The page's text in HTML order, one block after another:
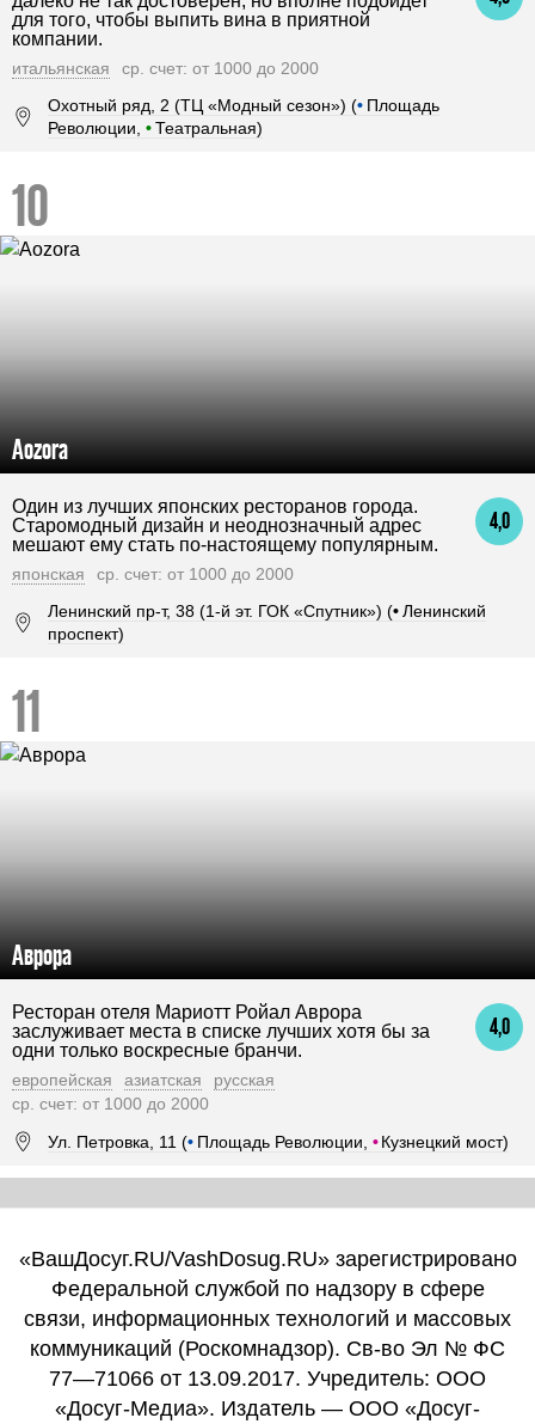
для того, чтобы выпить вина в приятной
компании.
итальянская
ср. счет: от 1000 до 2000
Охотный ряд, 2 (ТЦ «Модный сезон») (• Площадь
Революции, •Театральная)
Aozora
4,0
Один из лучших японских ресторанов города.
Старомодный дизайн и неоднозначный адрес
мешают ему стать по-настоящему популярным.
японская
ср. счет: от 1000 до 2000
Ленинский пр-т, 38 (1-й эт. ГОК «Спутник») (•Ленинский
проспект)
Аврора
4,0
Ресторан отеля Мариотт Ройал Аврора
заслуживает места в списке лучших хотя бы за
одни только воскресные бранчи.
европейская азиатская
русская
ср. счет: от 1000 до 2000
Ул. Петровка, 11 (• Площадь Революции, • Кузнецкий мост)
«ВашДосуг.RU/VashDosug.RU» зарегистрировано
Федеральной службой по надзору в сфере
связи, информационных технологий и массовых
коммуникаций (Роскомнадзор). Св-во Эл № ФС
77—71066 от 13.09.2017. Учредитель: ООО
«Досуг-Медиа». Издатель — ООО «Досуг-